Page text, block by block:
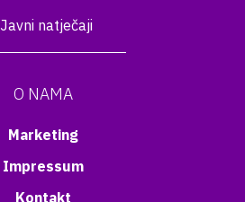
Javni natječaji
O NAMA
Marketing
Impressum
Kontakt